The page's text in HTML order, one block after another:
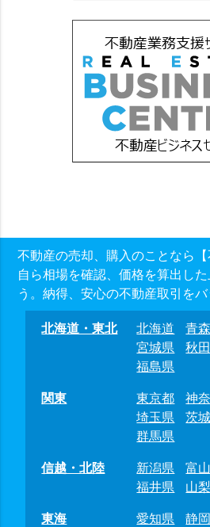
不動産の売却、購入のことなら【
自ら相場を確認、価格を算出し
う。納得、安心の不動産取引をバ
北海道・東北 北海道 青
宮城県
秋
福島県
関東
東京都 神
埼玉県
茨
群馬県
信越・北陸
新潟県 富
福井県
山
東海
愛知県 静